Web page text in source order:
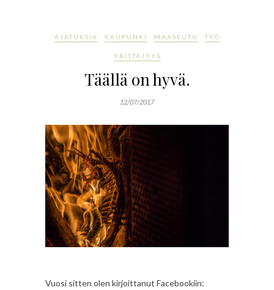
AJATUKSIA KAUPUNKI MAASEUTU TYÖ
YRITTÄJYYS
Täällä on hyvä.
12/07/2017
Vuosi sitten olen kirjoittanut Facebookiin: